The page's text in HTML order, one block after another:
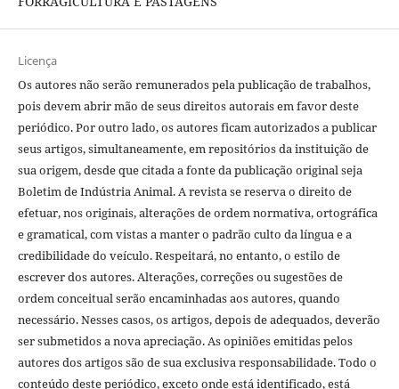
Licença
Os autores não serão remunerados pela publicação de trabalhos,
pois devem abrir mão de seus direitos autorais em favor deste
periódico. Por outro lado, os autores ficam autorizados a publicar
seus artigos, simultaneamente, em repositórios da instituição de
sua origem, desde que citada a fonte da publicação original seja
Boletim de Indústria Animal. A revista se reserva o direito de
efetuar, nos originais, alterações de ordem normativa, ortográfica
e gramatical, com vistas a manter o padrão culto da língua e a
credibilidade do veículo. Respeitará, no entanto, o estilo de
escrever dos autores. Alterações, correções ou sugestões de
ordem conceitual serão encaminhadas aos autores, quando
necessário. Nesses casos, os artigos, depois de adequados, deverão
ser submetidos a nova apreciação. As opiniões emitidas pelos
autores dos artigos são de sua exclusiva responsabilidade. Todo o
conteúdo deste periódico, exceto onde está identificado, está